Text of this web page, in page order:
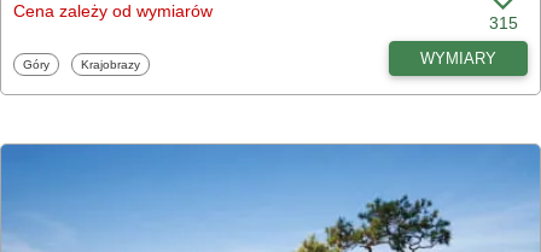
Cena zależy od wymiarów
315
Fototapety
Góry Fototapety
Krajobrazy WYMIARY